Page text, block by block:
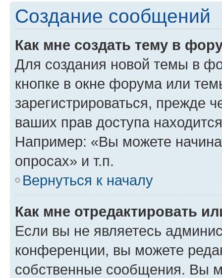
Создание сообщений
Как мне создать тему в
Для создания новой темы в
кнопке в окне форума или
зарегистрироваться, прежде
ваших прав доступа
Например: «Вы можете
опросах» и т.п.
Вернуться к началу
Как мне отредактировать
Если вы не являетесь
конференции, вы можете
собственные сообщения. Вы